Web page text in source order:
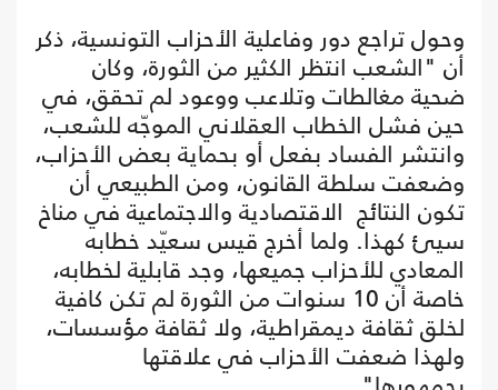
وحول تراجع دور وفاعلية الأحزاب التونسية، ذكر
أن "الشعب انتظر الكثير من الثورة، وكان
ضحية مغالطات وتلاعب ووعود لم تحقق، في
حين فشل الخطاب العقلاني الموجّه للشعب،
وانتشر الفساد بفعل أو بحماية بعض الأحزاب،
وضعفت سلطة القانون، ومن الطبيعي أن
تكون النتائج الاقتصادية والاجتماعية في مناخ
سيئ كهذا. ولما أخرج قيس سعيّد خطابه
المعادي للأحزاب جميعها، وجد قابلية لخطابه،
خاصة أن 10 سنوات من الثورة لم تكن كافية
لخلق ثقافة ديمقراطية، ولا ثقافة مؤسسات،
ولهذا ضعفت الأحزاب في علاقتها